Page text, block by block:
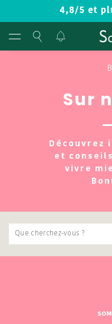
4,8/5 et
Sur
Découvrez
et
vivre